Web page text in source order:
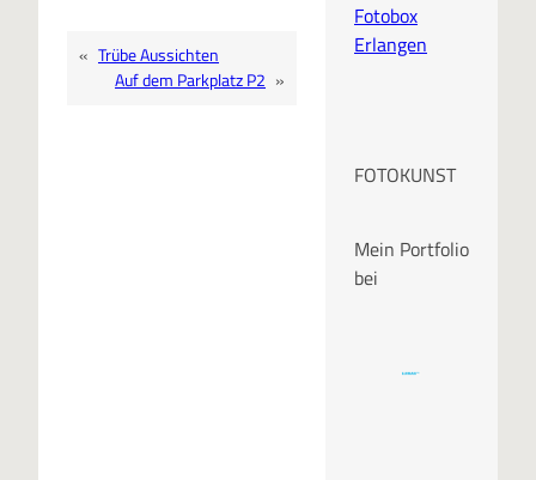
« Trübe Aussichten
Auf dem Parkplatz P2 »
Fotobox
Erlangen
FOTOKUNST
Mein Portfolio
bei